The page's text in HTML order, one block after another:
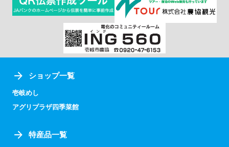
ショップ一覧
壱岐めし
アグリプラザ四季菜館
特産品一覧